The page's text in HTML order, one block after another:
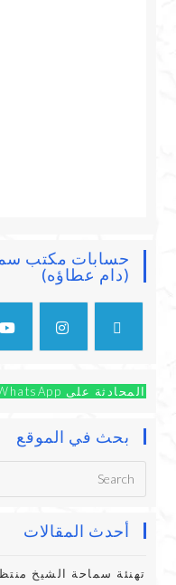
حسابات مكتب
(دام عطاؤه)
المحادثة على WhatsApp
بحث في الموقع
أحدث المقالات
تهنئة سماحة الشيخ